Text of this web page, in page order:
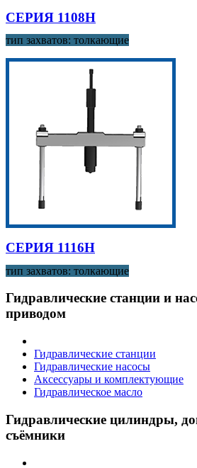
СЕРИЯ 1108H
тип захватов: толкающие
СЕРИЯ 1116H
тип захватов: толкающие
Гидравлические станции и
приводом
Гидравлические станции
Гидравлические насосы
Аксессуары и комплектующие
Гидравлическое масло
Гидравлические цилиндры,
съёмники